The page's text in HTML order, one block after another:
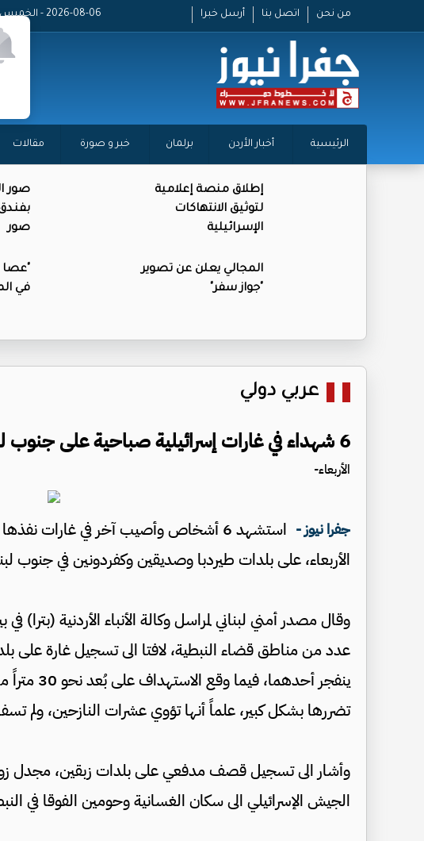
من نحن اتصل بنا أرسل خبرا 2026-08-06 - الخميس
الرئيسية أخبار الأردن برلمان خبر و صورة مقالات
إطلاق منصة إعلامية
لتوثيق الانتهاكات
الإسرائيلية
صور
صور
المجالي يعلن عن تصوير
"جواز سفر"
"عصا
في
عربي دولي
6 شهداء في غارات إسرائيلية صباحية على جنوب لبنان
الأربعاء-
جفرا نيوز -
استشهد 6 أشخاص وأصيب آخر في غارات
الأربعاء، على بلدات طيردبا وصديقين وكفردونين في جنوب
وقال مصدر أمني لبناني لمراسل وكالة الأنباء الأردنية (بترا)
عدد من مناطق قضاء النبطية، لافتا الى تسجيل غارة على
ينفجر
تضررها بشكل كبير، علماً أنها تؤوي عشرات النازحين، ولم
وأشار الى تسجيل قصف مدفعي على بلدات زبقين، مجدل
الجيش الإسرائيلي الى سكان الغسانية وحومين الفوقا في